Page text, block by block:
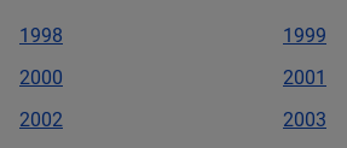
1998
1999
2000
2001
2002
2003